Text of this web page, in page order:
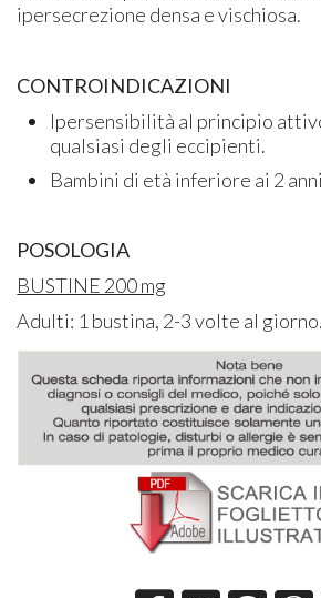
ipersecrezione densa e vischiosa.
CONTROINDICAZIONI
Ipersensibilità al principio
qualsiasi degli eccipienti.
Bambini di età inferiore ai 2
POSOLOGIA
BUSTINE 200 mg
Adulti: 1 bustina, 2-3 volte al giorno.